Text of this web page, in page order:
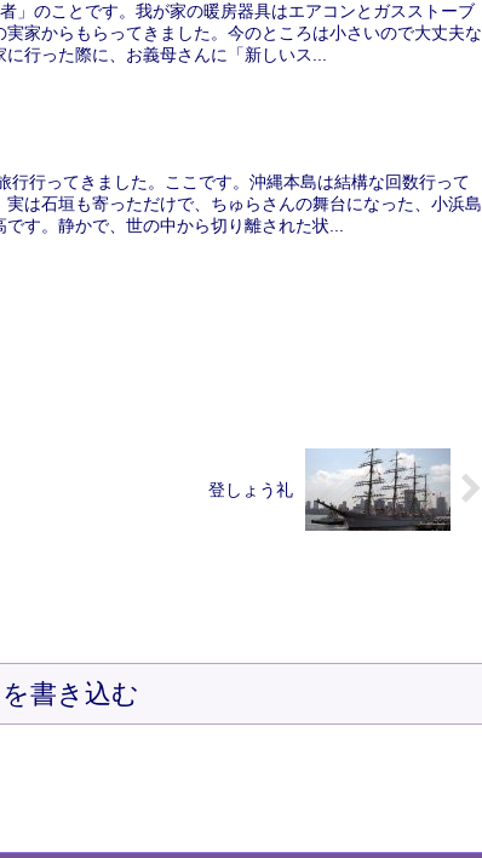
」のことです。我が家の暖房器具はエアコンとガスストーブ
家からもらってきました。今のところは小さいので大丈夫な
行った際に、お義母さんに「新しいス...
行行ってきました。ここです。沖縄本島は結構な回数行って
は石垣も寄っただけで、ちゅらさんの舞台になった、小浜島
す。静かで、世の中から切り離された状...
登しょう礼
書き込む